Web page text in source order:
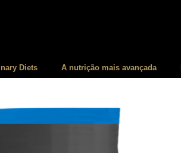
Diets A nutrição mais avançada